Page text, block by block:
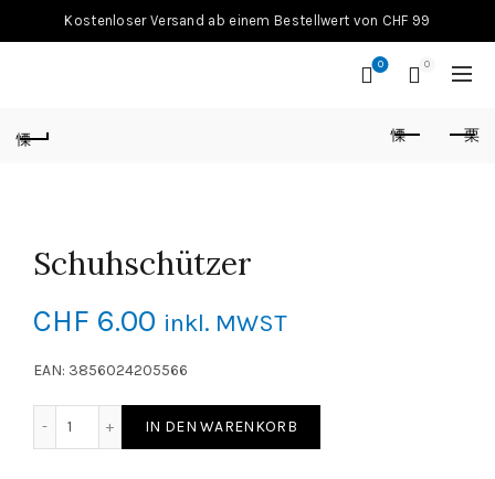
Kostenloser Versand ab einem Bestellwert von CHF 99
0 0
Schuhschützer
CHF 6.00 inkl. MWST
EAN: 3856024205566
IN DEN WARENKORB